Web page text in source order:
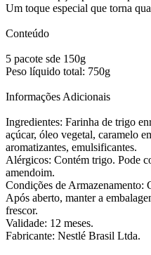
Um toque especial que torna
Conteúdo
5 pacote sde 150g
Peso líquido total: 750g
Informações Adicionais
Ingredientes: Farinha de trigo
açúcar, óleo vegetal, caramelo
aromatizantes, emulsificantes.
Alérgicos: Contém trigo. Pode
amendoim.
Condições de Armazenamento:
Após aberto, manter a
frescor.
Validade: 12 meses.
Fabricante: Nestlé Brasil Ltda.